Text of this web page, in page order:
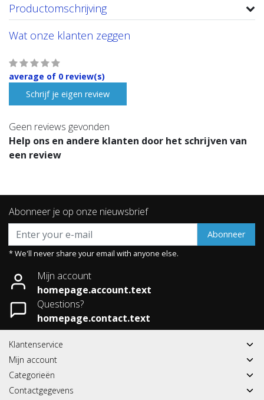
Productomschrijving
Wat onze klanten zeggen
average of 0 review(s)
Schrijf je eigen review
Geen reviews gevonden
Help ons en andere klanten door het schrijven van
een review
Abonneer je op onze nieuwsbrief
Abonneer
* We'll never share your email with anyone else.
Mijn account
homepage.account.text
Questions?
homepage.contact.text
Klantenservice
Mijn account
Categorieën
Contactgegevens